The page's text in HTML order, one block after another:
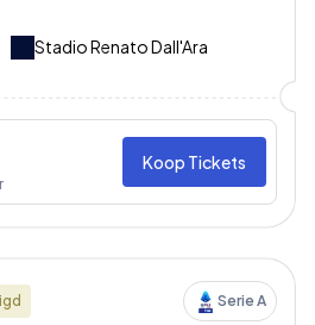
Stadio Renato Dall'Ara
Koop Tickets
Serie A